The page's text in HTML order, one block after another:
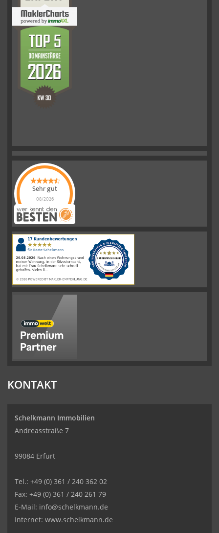
Sehr gut
08/2026
Schelkmann
Immobilienhat
|110Schelkmann
ImmobilienBewertungen
auf
werkenntdenBESTEN.de
KONTAKT
Schelkmann Immobilien
Andreasstraße 7
99084 Erfurt
Tel.: +49 (0) 361 / 240 362 02
Fax: +49 (0) 361 / 240 261 79
E-Mail: info@schelkmann.de
Internet: www.schelkmann.de